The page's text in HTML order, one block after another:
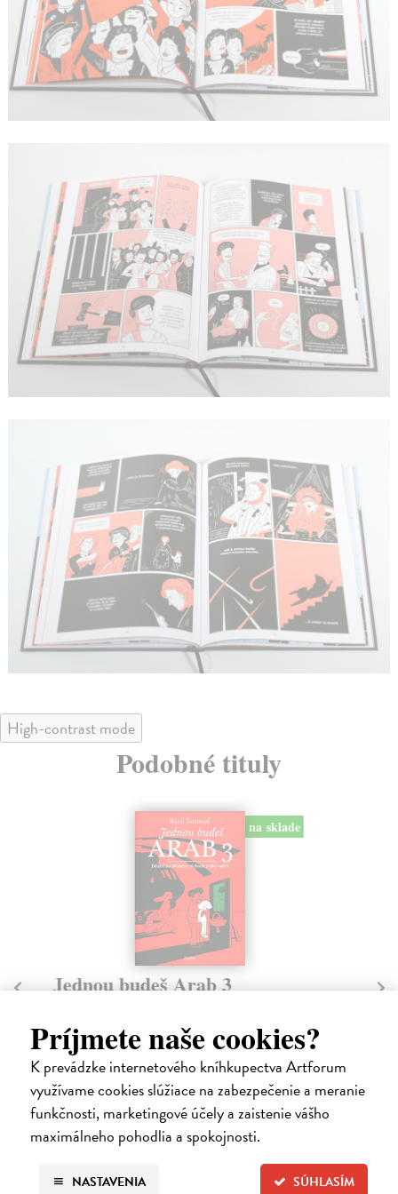
Príjmete naše cookies?
K prevádzke internetového kníhkupectva Artforum
využívame cookies slúžiace na zabezpečenie a meranie
funkčnosti, marketingové účely a zaistenie vášho
maximálneho pohodlia a spokojnosti.
SÚHLASÍM
NASTAVENIA
High-contrast mode
Podobné tituly
na sklade
Jednou budeš Arab
rodine, medzi socialistickými experimentami a arabs...
Na sklade ?
20,56 €
21,20 € ?